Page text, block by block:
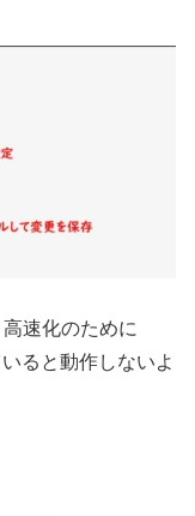
速化のために
ると動作しないよ